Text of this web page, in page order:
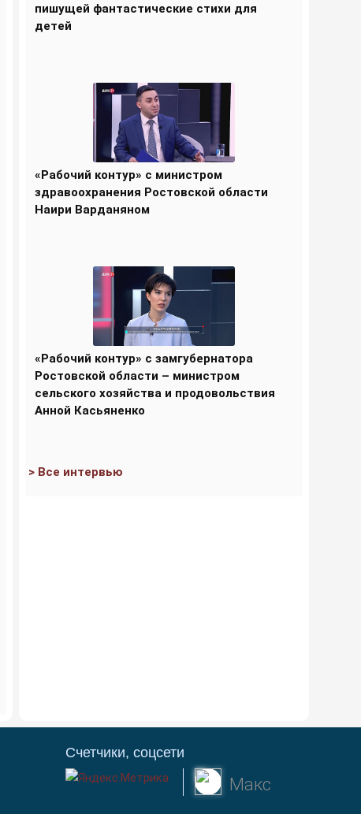
пишущей фантастические стихи для
детей
«Рабочий контур» с министром
здравоохранения Ростовской области
Наири Варданяном
«Рабочий контур» с замгубернатора
Ростовской области – министром
сельского хозяйства и продовольствия
Анной Касьяненко
> Все интервью
Счетчики, соцсети
Макс